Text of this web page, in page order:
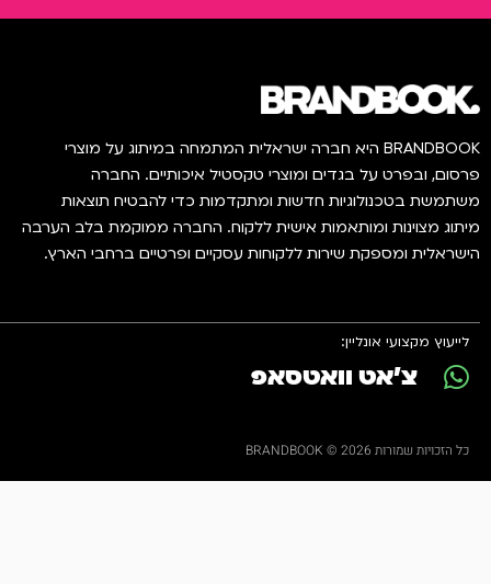
BRANDBOOK היא חברה ישראלית המתמחה במיתוג על מוצרי
פרסום, ובפרט על בגדים ומוצרי טקסטיל איכותיים. החברה
משתמשת בטכנולוגיות חדשות ומתקדמות כדי להבטיח תוצאות
מיתוג מצוינות ומותאמות אישית ללקוח. החברה ממוקמת בלב הערבה
הישראלית ומספקת שירות ללקוחות עסקיים ופרטיים ברחבי הארץ.
לייעוץ מקצועי אונליין:
צ'אט וואטסאפ
כל הזכויות שמורות 2026 © BRANDBOOK